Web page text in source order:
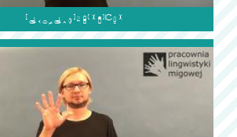
